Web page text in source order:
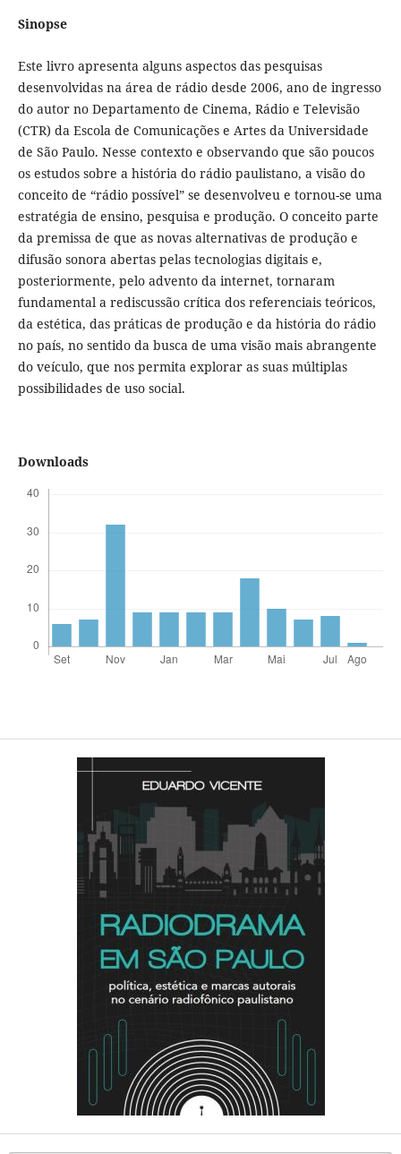
Sinopse
Este livro apresenta alguns aspectos das pesquisas
desenvolvidas na área de rádio desde 2006, ano de ingresso
do autor no Departamento de Cinema, Rádio e Televisão
(CTR) da Escola de Comunicações e Artes da Universidade
de São Paulo. Nesse contexto e observando que são poucos
os estudos sobre a história do rádio paulistano, a visão do
conceito de “rádio possível” se desenvolveu e tornou-se uma
estratégia de ensino, pesquisa e produção. O conceito parte
da premissa de que as novas alternativas de produção e
difusão sonora abertas pelas tecnologias digitais e,
posteriormente, pelo advento da internet, tornaram
fundamental a rediscussão crítica dos referenciais teóricos,
da estética, das práticas de produção e da história do rádio
no país, no sentido da busca de uma visão mais abrangente
do veículo, que nos permita explorar as suas múltiplas
possibilidades de uso social.
Downloads